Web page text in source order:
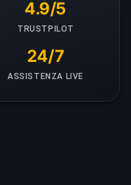
4.9/5
TRUSTPILOT
24/7
ASSISTENZA LIVE